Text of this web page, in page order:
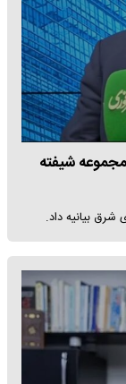
شیفته
بیانیه داد.